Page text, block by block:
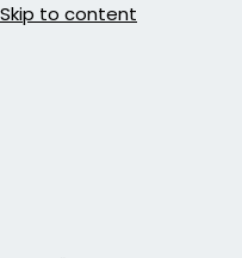
Skip to content